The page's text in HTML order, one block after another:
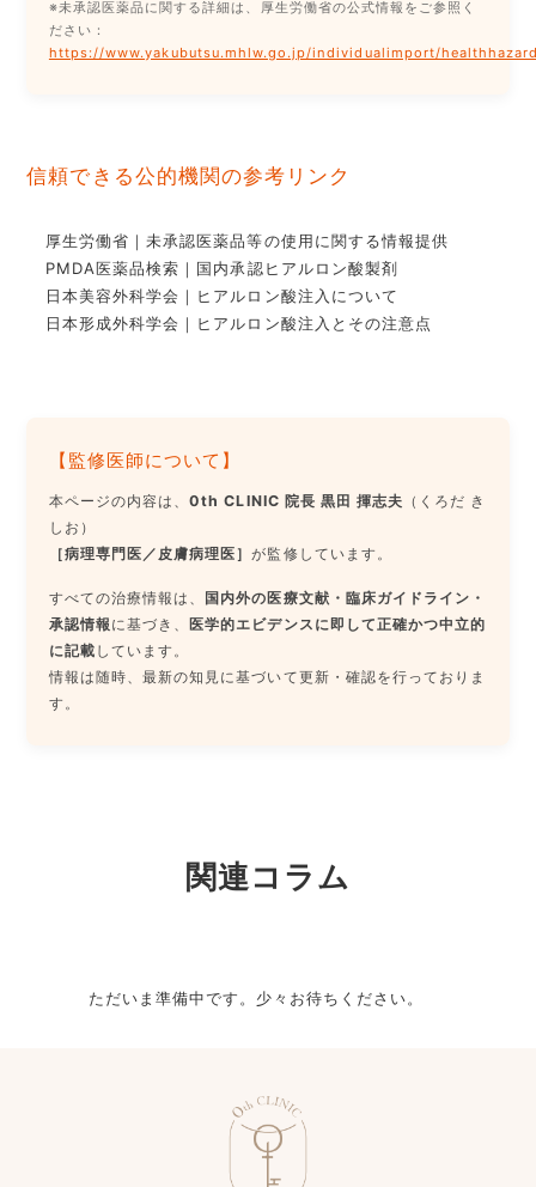
※未承認医薬品に関する詳細は、厚生労働省の公式情報をご参照く
ださい：
https://www.yakubutsu.mhlw.go.jp/individualimport/
信頼できる公的機関の参考リンク
厚生労働省｜未承認医薬品等の使用に関する情報提供
PMDA医薬品検索｜国内承認ヒアルロン酸製剤
日本美容外科学会｜ヒアルロン酸注入について
日本形成外科学会｜ヒアルロン酸注入とその注意点
【監修医師について】
本ページの内容は、0th CLINIC 院長 黒田 揮志夫 （くろだ き
しお）
［病理専門医／皮膚病理医］が監修しています。
すべての治療情報は、 国内外の医療文献・臨床ガイドライン・
承認情報 に基づき、医学的エビデンスに即して正確かつ中立的
に記載 しています。
情報は随時、最新の知見に基づいて更新・確認を行っておりま
す。
関連コラム
ただいま準備中です。少々お待ちください。